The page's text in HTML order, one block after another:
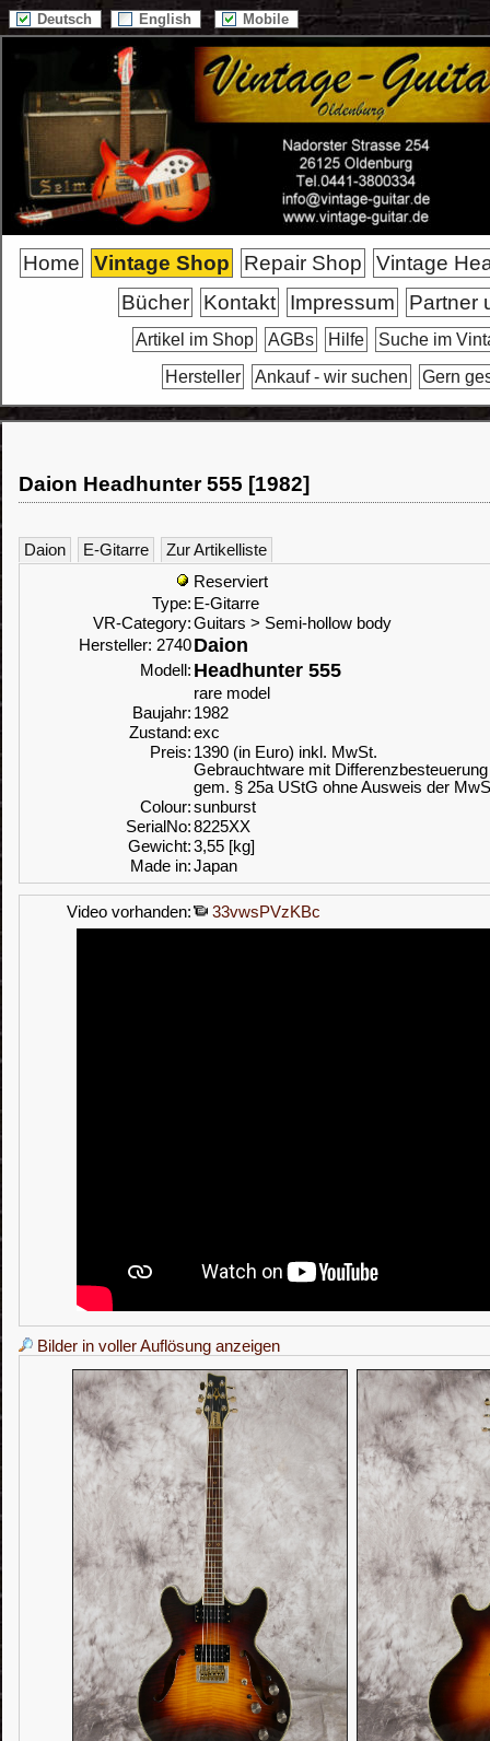
Deutsch English Mobile
Home Vintage Shop Repair Shop
Vintage
Bücher
Kontakt Impressum Partner
Artikel im Shop AGBs Hilfe
Suche im
Hersteller
Ankauf - wir suchen Gern
Daion Headhunter 555 [1982]
Daion E-Gitarre
Zur Artikelliste
Reserviert
Type: E-Gitarre
VR-Category:Guitars > Semi-hollow body
Hersteller: 2740Daion
Modell: Headhunter 555
rare model
Baujahr: 1982
Zustand:exc
Preis: 1390 (in Euro) inkl. MwSt.
Gebrauchtware mit Differenzbesteuerung
gem. § 25a UStG ohne Ausweis der
Colour:sunburst
SerialNo:8225XX
Gewicht:3,55 [kg]
Made in:Japan
Video vorhanden: 33vwsPVzKBc
Bilder in voller Auflösung anzeigen